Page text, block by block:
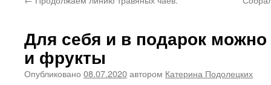
Для себя и в подарок можно
и фрукты
Опубликовано 08.07.2020автором Катерина Подолецких